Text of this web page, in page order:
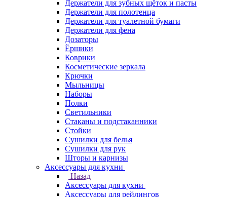
Держатели для зубных щёток и пасты
Держатели для полотенца
Держатели для туалетной бумаги
Держатели для фена
Дозаторы
Ёршики
Коврики
Косметические зеркала
Крючки
Мыльницы
Наборы
Полки
Светильники
Стаканы и подстаканники
Стойки
Сушилки для белья
Сушилки для рук
Шторы и карнизы
Аксессуары для кухни
Назад
Аксессуары для кухни
Аксессуары для рейлингов